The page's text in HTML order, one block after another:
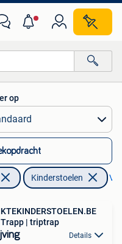
op
Kinderstoelen
| triptrap
Details